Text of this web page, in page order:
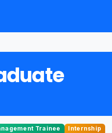
Trainee Internship